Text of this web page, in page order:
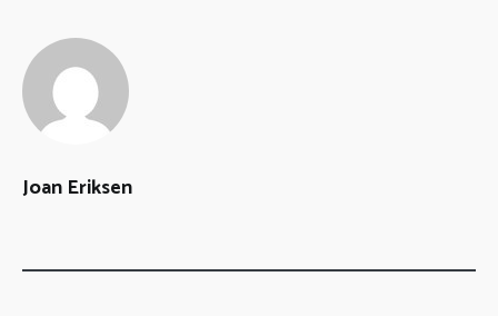
Joan Eriksen